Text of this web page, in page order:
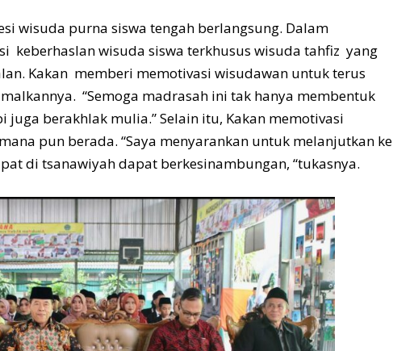
wisuda purna siswa tengah berlangsung. Dalam
keberhaslan wisuda siswa terkhusus wisuda tahfiz yang
Kakan memberi memotivasi wisudawan untuk terus
“Semoga madrasah ini tak hanya membentuk
juga berakhlak mulia.” Selain itu, Kakan memotivasi
pun berada. “Saya menyarankan untuk melanjutkan ke
di tsanawiyah dapat berkesinambungan, “tukasnya.